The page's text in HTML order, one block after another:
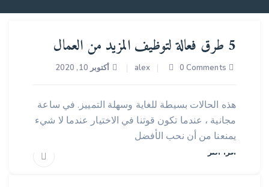
جمعية
5 طرق فعالة لتوظيف المزيد من العمال
alex 0 Comments أكتوبر 10, 2020
هذه الحالات بسيطة للغاية وسهلة التمييز. في ساعة
مجانية ، عندما تكون قوتنا في الاختيار عندما لا شيء
يمنعنا من أن نحب الأفضل
اقرأ أكثر